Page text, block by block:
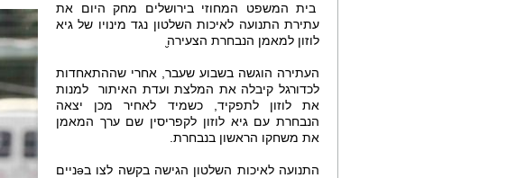
בית המשפט המחוזי בירושלים מחק היום את
עתירת התנועה לאיכות השלטון נגד מינויו של גיא
לוזון למאמן הנבחרת הצעירה̮
העתירה הוגשה בשבוע שעבר, אחרי שההתאחדות
לכדורגל קיבלה את המלצת ועדת האיתור למנות
את לוזון לתפקיד, כשמיד לאחיר מכן יצאה
הנבחרת עם גיא לוזון לקפריסין שם ערך המאמן
את משחקו הראשון בנבחרת.
התנועה לאיכות השלטון הגישה בקשה לצו בәניים